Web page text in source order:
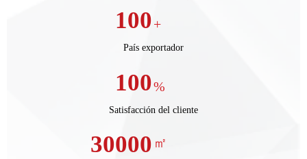
100+
País exportador
100%
Satisfacción del cliente
30000 ㎡